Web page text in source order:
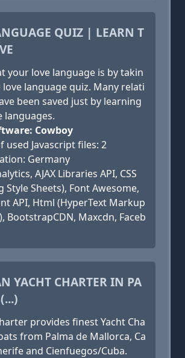
QUIZ | LEARN T
your love language is by takin
language quiz. Many relati
been saved just by learning
languages.
Cowboy
used Javascript files: 2
Germany
AJAX Libraries API, CSS
Style Sheets), Font Awesome,
API, Html (HyperText Markup
BootstrapCDN, Maxcdn, Faceb
YACHT CHARTER IN PA
provides finest Yacht Cha
from Palma de Mallorca, Ca
and Cienfuegos/Cuba.